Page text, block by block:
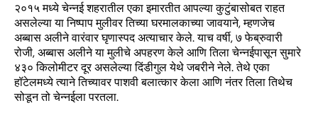
२०१५ मध्ये चेन्नई शहरातील एका इमारतीत आपल्या कुटुंबासोबत राहत
असलेल्या या निष्पाप मुलीवर तिच्या घरमालकाच्या जावयाने, म्हणजेच
अब्बास अलीने वारंवार घृणास्पद अत्याचार केले. याच वर्षी, ७ फेब्रुवारी
रोजी, अब्बास अलीने या मुलीचे अपहरण केले आणि तिला चेन्नईपासून सुमारे
४३० किलोमीटर दूर असलेल्या दिंडीगुल येथे जबरीने नेले. तेथे एका
हॉटेलमध्ये त्याने तिच्यावर पाशवी बलात्कार केला आणि नंतर तिला तिथेच
सोडून तो चेन्नईला परतला.